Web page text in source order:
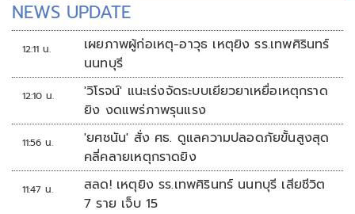
NEWS UPDATE
12:11 น.
เผยภาพผู้ก่อเหตุ-อาวุธ เหตุยิง รร.เทพศิรินทร์
นนทบุรี
12:10 น.
'วิโรจน์' แนะเร่งจัดระบบเยียวยาเหยื่อเหตุกราด
ยิง งดแพร่ภาพรุนแรง
11:56 น.
'ยศชนัน' สั่ง ศธ. ดูแลความปลอดภัยขั้นสูงสุด
คลี่คลายเหตุกราดยิง
11:47 น.
สลด! เหตุยิง รร.เทพศิรินทร์ นนทบุรี เสียชีวิต
7 ราย เจ็บ 15